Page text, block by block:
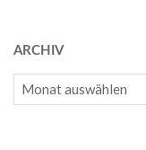
ARCHIV
Archiv